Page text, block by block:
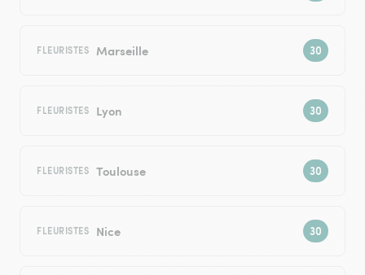
FLEURISTES Marseille
FLEURISTES Lyon
FLEURISTES Toulouse
FLEURISTES Nice